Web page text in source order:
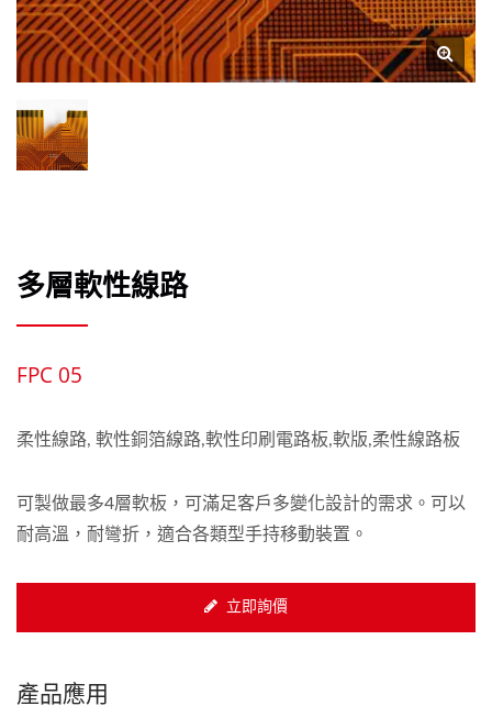
多層軟性線路
FPC 05
柔性線路, 軟性銅箔線路,軟性印刷電路板,軟版,柔性線路板
可製做最多4層軟板，可滿足客戶多變化設計的需求。可以
耐高溫，耐彎折，適合各類型手持移動裝置。
立即詢價
產品應用